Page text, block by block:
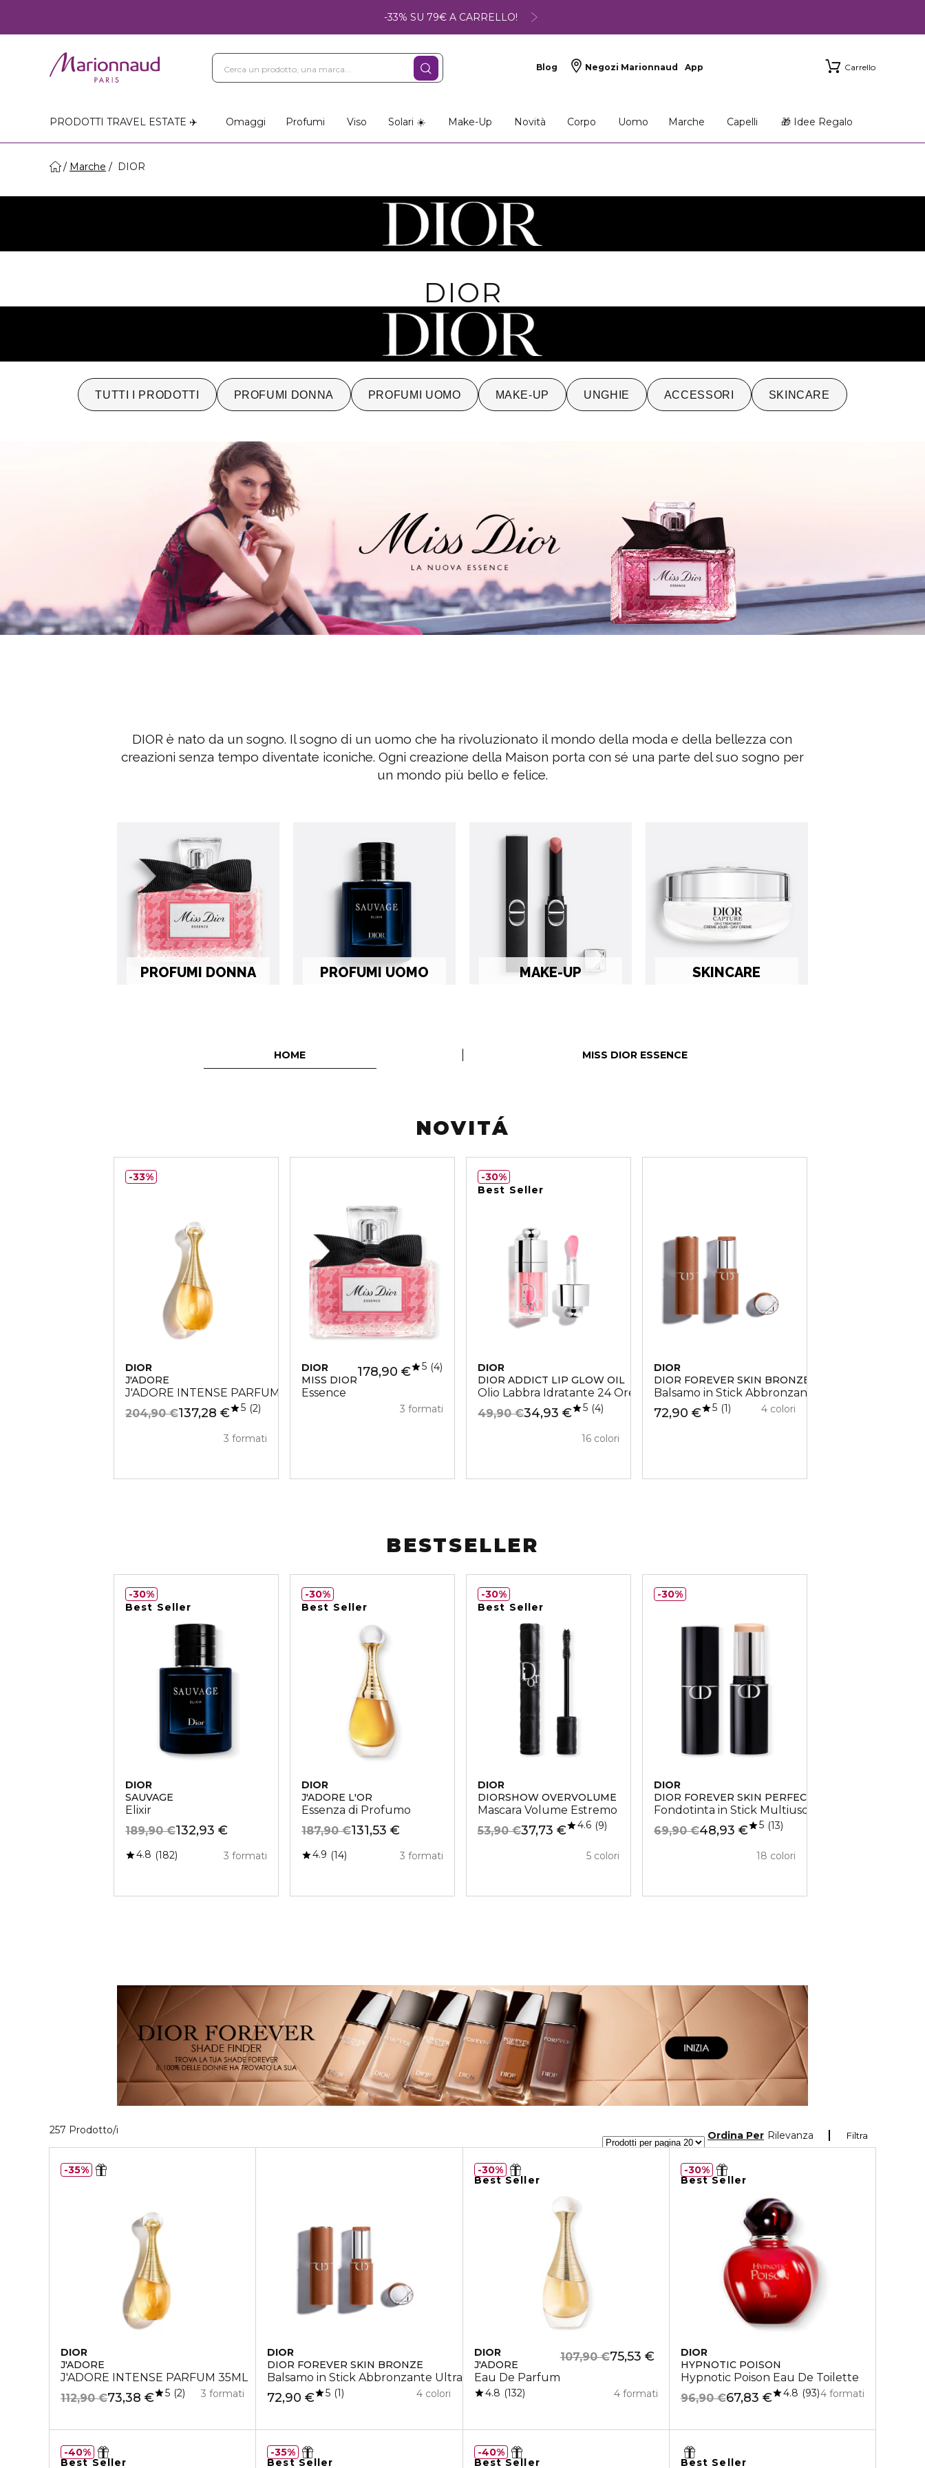
-33% SU 79€ A CARRELLO!
Blog Negozi Marionnaud App Carrello
PRODOTTI TRAVEL ESTATE ✈️ Omaggi Profumi Viso Solari ☀️ Make-Up Novità Corpo Uomo Marche Capelli 🎁 Idee Regalo
Marche DIOR
DIOR
TUTTI I PRODOTTI PROFUMI DONNA PROFUMI UOMO MAKE-UP UNGHIE ACCESSORI SKINCARE
DIOR è nato da un sogno. Il sogno di un uomo che ha rivoluzionato il mondo della moda e della bellezza con
creazioni senza tempo diventate iconiche. Ogni creazione della Maison porta con sé una parte del suo sogno per
un mondo più bello e felice.
PROFUMI DONNA PROFUMI UOMO MAKE-UP SKINCARE
HOME MISS DIOR ESSENCE
NOVITÁ
DIOR
J'ADORE
J'ADORE INTENSE PARFUM 100ML
137,28 €
204,90 €
3 formati
5 2
33%
DIOR
MISS DIOR
Essence
178,90 €
3 formati
5 4
Best Seller
DIOR
DIOR ADDICT LIP GLOW OIL
Olio Labbra Idratante 24 Ore – 3 Finish Ultra-Brillanti
34,93 €
49,90 €
16 colori
5 4
30%
DIOR
DIOR FOREVER SKIN BRONZE
Balsamo in Stick Abbronzante Ultra-Fondente
72,90 € 4 colori
5 1
BESTSELLER
Best Seller
DIOR
SAUVAGE
Elixir
132,93 €
189,90 €
3 formati
4.8 182
30%
Best Seller
DIOR
J'ADORE L'OR
Essenza di Profumo
131,53 €
187,90 €
3 formati
4.9 14
30%
Best Seller
DIOR
DIORSHOW OVERVOLUME
Mascara Volume Estremo
37,73 €
53,90 €
5 colori
4.6 9
30%
DIOR
DIOR FOREVER SKIN PERFECT
Fondotinta in Stick Multiuso
48,93 €
69,90 €
18 colori
5 13
30%
257 Prodotto/i Filtra
Ordina Per Rilevanza
DIOR
J'ADORE
J'ADORE INTENSE PARFUM 35ML
73,38 €
112,90 € 3 formati
5 2
35%
DIOR
DIOR FOREVER SKIN BRONZE
Balsamo in Stick Abbronzante Ultra-Fondente
72,90 € 4 colori
5 1
Best Seller
DIOR
J'ADORE
Eau De Parfum
75,53 €
107,90 €
4 formati
4.8 132
30%
Best Seller
DIOR
HYPNOTIC POISON
Hypnotic Poison Eau De Toilette
67,83 €
96,90 € 4 formati
4.8 93
30%
Best Seller
40%
Best Seller
35%
Best Seller
40%
Best Seller